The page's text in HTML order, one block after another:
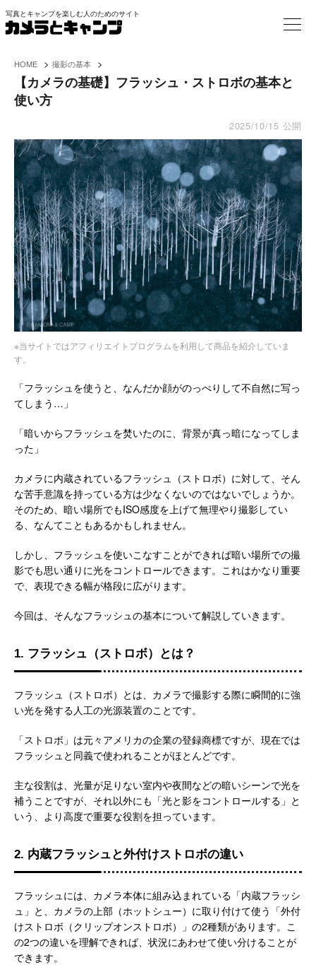
写真とキャンプを楽しむ人のためのサイト
HOME > 撮影の基本 >
【カメラの基礎】フラッシュ・ストロボの基本と
使い方
2025/10/15 公開
※当サイトではアフィリエイトプログラムを利用して商品を紹介していま
す。
「フラッシュを使うと、なんだか顔がのっぺりして不自然に写っ
てしまう…」
「暗いからフラッシュを焚いたのに、背景が真っ暗になってしま
った」
カメラに内蔵されているフラッシュ（ストロボ）に対して、そん
な苦手意識を持っている方は少なくないのではないでしょうか。
そのため、暗い場所でもISO感度を上げて無理やり撮影してい
る、なんてこともあるかもしれません。
しかし、フラッシュを使いこなすことができれば暗い場所での撮
影でも思い通りに光をコントロールできます。これはかなり重要
で、表現できる幅が格段に広がります。
今回は、そんなフラッシュの基本について解説していきます。
1. フラッシュ（ストロボ）とは？
フラッシュ（ストロボ）とは、カメラで撮影する際に瞬間的に強
い光を発する人工の光源装置のことです。
「ストロボ」は元々アメリカの企業の登録商標ですが、現在では
フラッシュと同義で使われることがほとんどです。
主な役割は、光量が足りない室内や夜間などの暗いシーンで光を
補うことですが、それ以外にも「光と影をコントロールする」と
いう、より高度で重要な役割を担っています。
2. 内蔵フラッシュと外付けストロボの違い
フラッシュには、カメラ本体に組み込まれている「内蔵フラッシ
ュ」と、カメラの上部（ホットシュー）に取り付けて使う「外付
けストロボ（クリップオンストロボ）」の2種類があります。こ
の2つの違いを理解できれば、状況にあわせて使い分けることが
できます。